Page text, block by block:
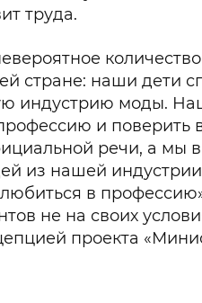
труда.
стране: наши дети
индустрию моды.
и поверить
речи, а мы
из нашей
в
не на своих
проекта